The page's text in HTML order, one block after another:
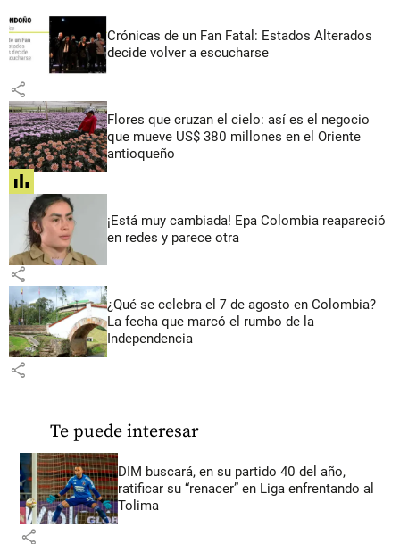
Crónicas de un Fan Fatal: Estados Alterados
decide volver a escucharse
share
Flores que cruzan el cielo: así es el negocio
que mueve US$ 380 millones en el Oriente
antioqueño
share
¡Está muy cambiada! Epa Colombia reapareció
en redes y parece otra
share
¿Qué se celebra el 7 de agosto en Colombia?
La fecha que marcó el rumbo de la
Independencia
share
Te puede interesar
DIM buscará, en su partido 40 del año,
ratificar su “renacer” en Liga enfrentando al
Tolima
share